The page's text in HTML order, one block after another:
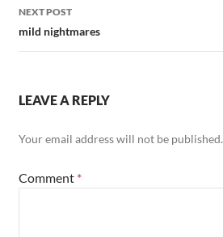
NEXT POST
mild nightmares
LEAVE A REPLY
Your email address will not be published.
Comment *